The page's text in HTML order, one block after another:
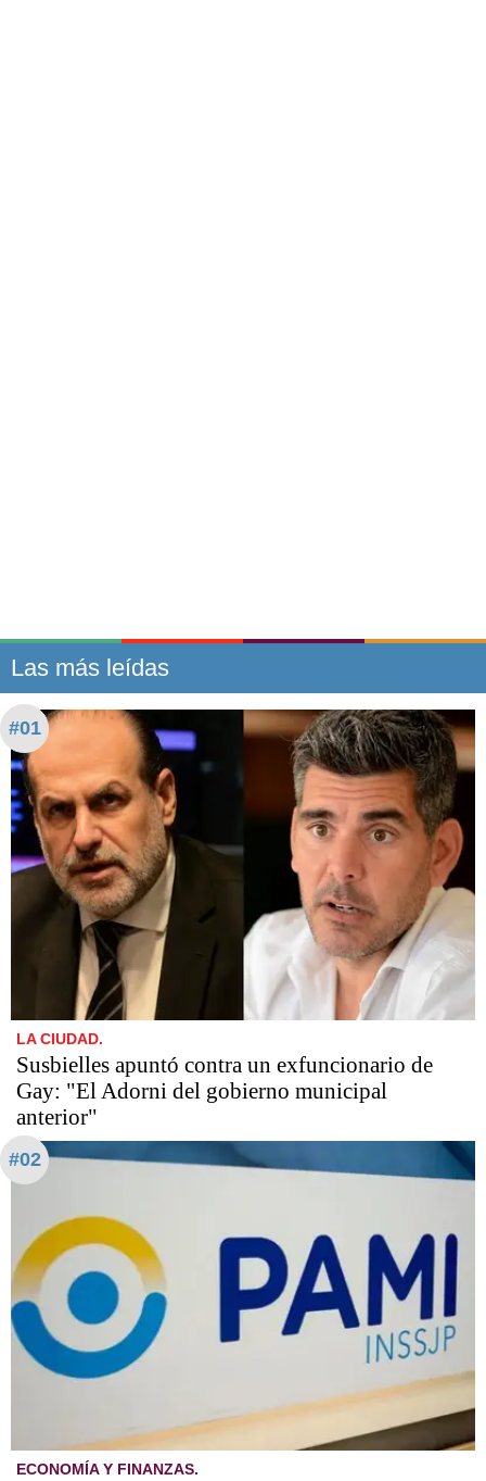
Las más leídas
#01
LA CIUDAD.
Susbielles apuntó contra un exfuncionario de
Gay: "El Adorni del gobierno municipal
anterior"
#02
ECONOMÍA Y FINANZAS.